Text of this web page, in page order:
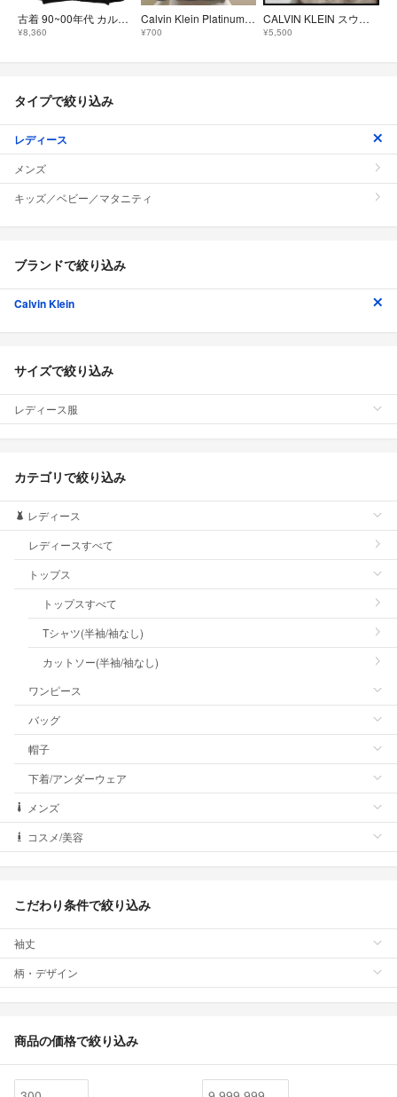
古着 90~00年代 カルバンクライン Calvin klein フルジップスウェットシャツ トレーナー メンズM相当 ヴィンテージ/eaa641997
¥8,360
Calvin Klein Platinum スウェット グレー XS
¥700
CALVIN KLEIN スウェット クロップド丈 プリントトレーナー ベージュ
¥5,500
タイプで絞り込み
レディース
メンズ
キッズ／ベビー／マタニティ
ブランドで絞り込み
Calvin Klein
サイズで絞り込み
レディース服
カテゴリで絞り込み
レディース
レディースすべて
トップス
トップスすべて
Tシャツ(半袖/袖なし)
カットソー(半袖/袖なし)
ワンピース
バッグ
帽子
下着/アンダーウェア
メンズ
コスメ/美容
こだわり条件で絞り込み
袖丈
柄・デザイン
商品の価格で絞り込み